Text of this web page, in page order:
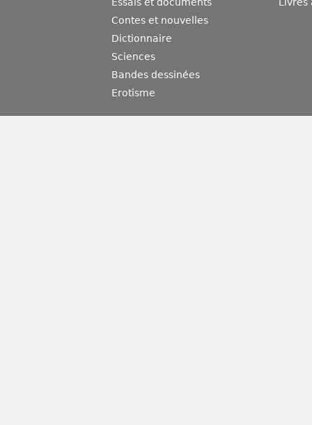
Essais et documents
Contes et nouvelles
Dictionnaire
Sciences
Bandes dessinées
Erotisme
Livres